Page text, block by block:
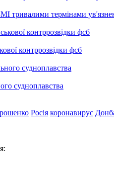
тривалими термінами
контррозвідки фсб
судноплавства
Росія коронавирус